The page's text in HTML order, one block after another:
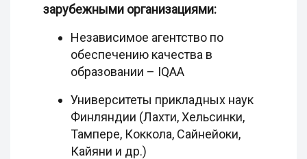
зарубежными организациями:
Независимое агентство по
обеспечению качества в
образовании – IQAA
Университеты прикладных наук
Финляндии (Лахти, Хельсинки,
Тампере, Коккола, Сайнейоки,
Кайяни и др.)